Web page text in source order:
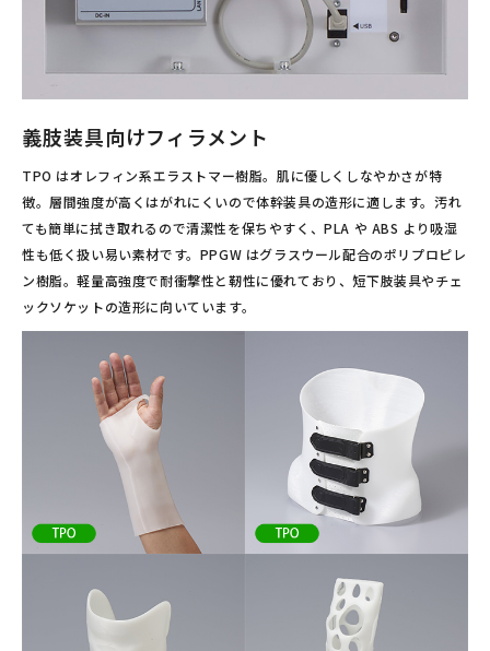
義肢装具向けフィラメント
TPO はオレフィン系エラストマー樹脂。肌に優しくしなやかさが特
徴。層間強度が高くはがれにくいので体幹装具の造形に適します。汚れ
ても簡単に拭き取れるので清潔性を保ちやすく、PLA や ABS より吸湿
性も低く扱い易い素材です。PPGW はグラスウール配合のポリプロピレ
ン樹脂。軽量高強度で耐衝撃性と靭性に優れており、短下肢装具やチェ
ックソケットの造形に向いています。